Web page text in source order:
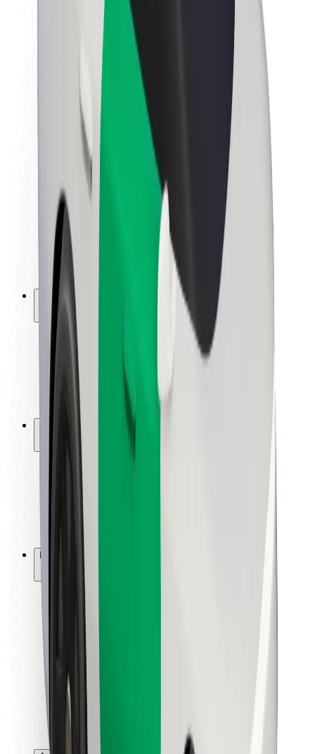
Bærekraft hos Bolt
Prosjekt Zero
Nyhetsrom
Retningslinjer for varemerke
Oppdrag
Investorrelasjoner
Ledelse
Merkevare
Media
Urban Fund
Sikkerhet
Sikkerhet for passasjer
Sjåførsikkerhet
Sikkerhet for sparkesykler
Sikkerhetslab
Steder
Byløsninger
Flyplasser
Bolt-ladestasjoner
Brukerstøtte
For passasjerer
For sjåfører
For leveringsbud
Bolt Food
For flåteeiere
For restauranter
Bolt for Business